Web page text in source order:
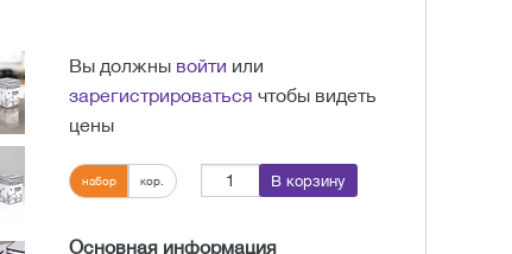
Вы должны войти или
зарегистрироваться чтобы видеть
цены
набор кор. В корзину
Основная информация